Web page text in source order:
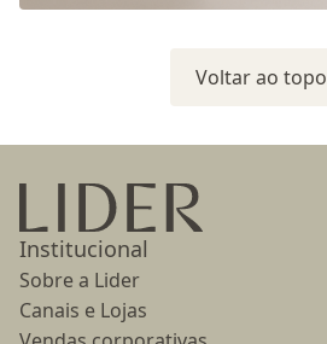
Voltar ao topo
Ir para a página inicial
Institucional
Sobre a Lider
Canais e Lojas